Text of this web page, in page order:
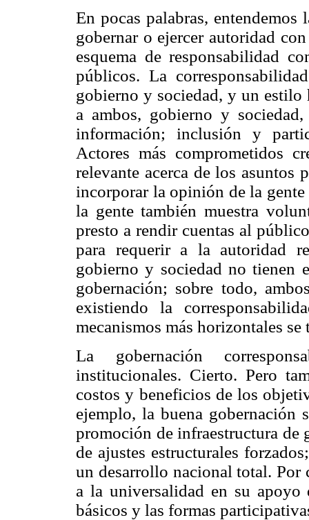
En pocas palabras,
gobernar o ejercer autoridad
esquema de responsabilidad
públicos. La
gobierno y sociedad, y un estilo
a ambos, gobierno y
información; inclusión y
Actores más comprometidos
relevante acerca de los
incorporar la opinión de la gente
la gente también muestra
presto a rendir cuentas al
para requerir a la autoridad
gobierno y sociedad no tienen
gobernación; sobre todo,
existiendo la
mecanismos más horizontales se
La gobernación
institucionales. Cierto. Pero
costos y beneficios de los
ejemplo, la buena gobernación
promoción de infraestructura de
de ajustes estructurales
un desarrollo nacional total. Por
a la universalidad en su apoyo
básicos y las formas